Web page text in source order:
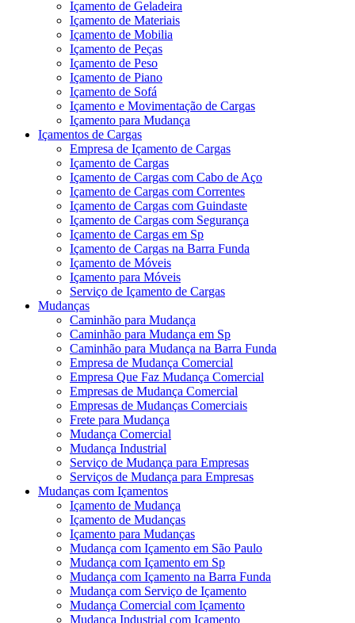
Içamento de Geladeira
Içamento de Materiais
Içamento de Mobilia
Içamento de Peças
Içamento de Peso
Içamento de Piano
Içamento de Sofá
Içamento e Movimentação de Cargas
Içamento para Mudança
Içamentos de Cargas
Empresa de Içamento de Cargas
Içamento de Cargas
Içamento de Cargas com Cabo de Aço
Içamento de Cargas com Correntes
Içamento de Cargas com Guindaste
Içamento de Cargas com Segurança
Içamento de Cargas em Sp
Içamento de Cargas na Barra Funda
Içamento de Móveis
Içamento para Móveis
Serviço de Içamento de Cargas
Mudanças
Caminhão para Mudança
Caminhão para Mudança em Sp
Caminhão para Mudança na Barra Funda
Empresa de Mudança Comercial
Empresa Que Faz Mudança Comercial
Empresas de Mudança Comercial
Empresas de Mudanças Comerciais
Frete para Mudança
Mudança Comercial
Mudança Industrial
Serviço de Mudança para Empresas
Serviços de Mudança para Empresas
Mudanças com Içamentos
Içamento de Mudança
Içamento de Mudanças
Içamento para Mudanças
Mudança com Içamento em São Paulo
Mudança com Içamento em Sp
Mudança com Içamento na Barra Funda
Mudança com Serviço de Içamento
Mudança Comercial com Içamento
Mudança Industrial com Içamento